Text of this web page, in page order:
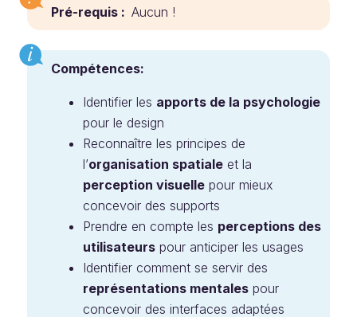
Pré-requis : Aucun !
Compétences:
Identifier les apports de la psychologie
pour le design
Reconnaître les principes de
l’organisation spatiale et la
perception visuelle pour mieux
concevoir des supports
Prendre en compte les perceptions des
utilisateurs pour anticiper les usages
Identifier comment se servir des
représentations mentales pour
concevoir des interfaces adaptées